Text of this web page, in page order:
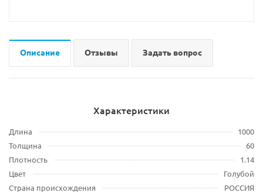
Описание Отзывы Задать вопрос
Характеристики
Длина
1000
Толщина
60
Плотность
1.14
Цвет
Голубой
Страна происхождения
РОССИЯ